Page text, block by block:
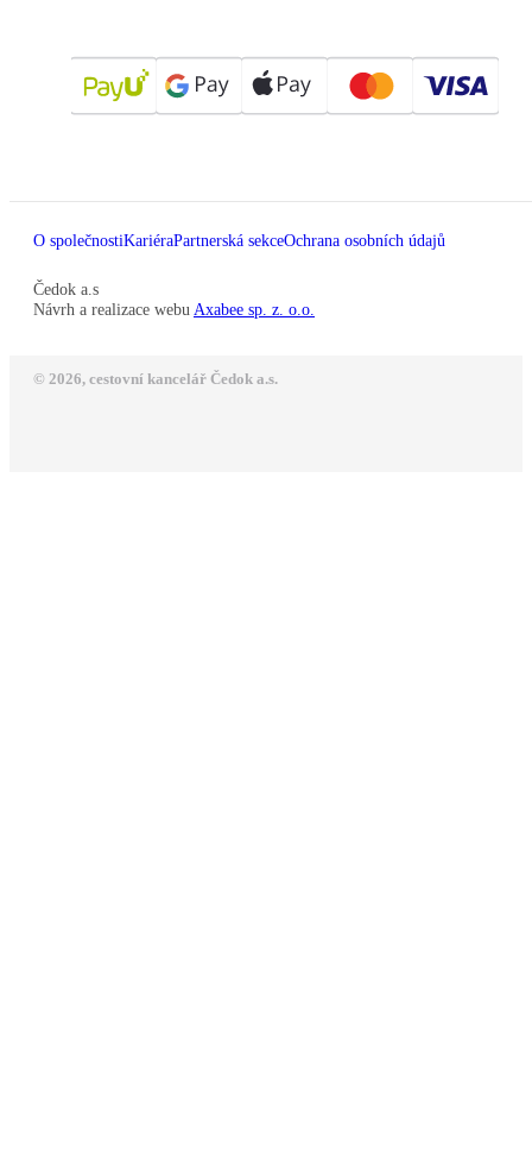
O společnostiKariéraPartnerská sekceOchrana osobních údajů
Čedok a.s
Návrh a realizace webu Axabee sp. z. o.o.
© 2026, cestovní kancelář Čedok a.s.